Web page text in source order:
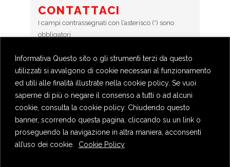
Informativa Questo sito o gli strumenti terzi da questo
utilizzati si avvalgono di cookie necessari al funzionamento
ed utili alle finalità illustrate nella cookie policy. Se vuoi
saperne di più o negare il consenso a tutti o ad alcuni
cookie, consulta la cookie policy. Chiudendo questo
banner, scorrendo questa pagina, cliccando su un link o
proseguendo la navigazione in altra maniera, acconsenti
all’uso dei cookie.
Cookie Policy
CONTATTACI
I campi contrassegnati con l’asterisco (*) sono
obbligatori
Error:Contact form not found.
Privacy Policy